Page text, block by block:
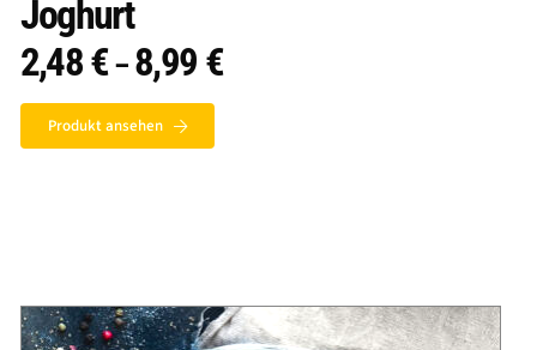
Joghurt
2,48€– 8,99 €Preisspanne:
2,48 €
Produkt ansehen